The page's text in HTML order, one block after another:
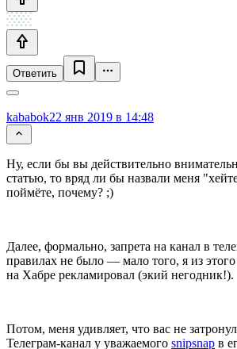
Ответить
kababok22 янв 2019 в 14:48
Ну, если бы вы действительно
статью, то вряд ли бы назвали меня
поймёте, почему? ;)
Далее, формально, запрета на канал в
правилах не было — мало того, я из этого
на Хабре рекламировал (экий негодник!).
Потом, меня удивляет, что вас не
Телеграм-канал у уважаемого snipsnap в